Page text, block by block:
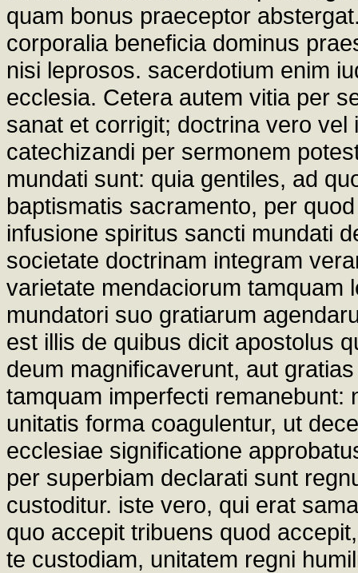
quam bonus praeceptor
corporalia beneficia dominus
nisi leprosos. sacerdotium enim
ecclesia. Cetera autem vitia per
sanat et corrigit; doctrina vero
catechizandi per sermonem
mundati sunt: quia gentiles, ad
baptismatis sacramento, per
infusione spiritus sancti mundati
societate doctrinam integram
varietate mendaciorum tamquam
mundatori suo gratiarum
est illis de quibus dicit apostolus
deum magnificaverunt, aut
tamquam imperfecti remanebunt:
unitatis forma coagulentur, ut
ecclesiae significatione
per superbiam declarati sunt
custoditur. iste vero, qui erat
quo accepit tribuens quod
te custodiam, unitatem regni